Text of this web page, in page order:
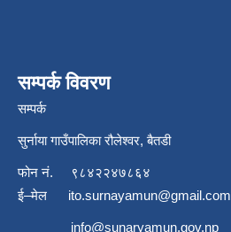
सम्पर्क विवरण
सम्पर्क
सुर्नाया गाउँपालिका रौलेश्वर, बैतडी
फोन नं.
९८४२२४७८६४
ई–मेल ito.surnayamun@gmail.com
info@sunaryamun.gov.np